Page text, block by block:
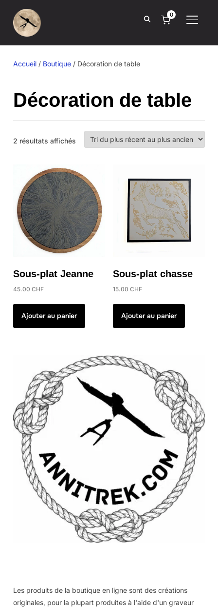
0
Accueil/ Boutique/ Décoration de table
Décoration de table
2 résultats affichésTrié
récent
au
plus
ancien
Sous-plat Jeanne
45.00 CHF
Ajouter au panier
Sous-plat chasse
15.00 CHF
Ajouter au panier
Les produits de la boutique en ligne sont des créations
originales, pour la plupart produites à l'aide d'un graveur